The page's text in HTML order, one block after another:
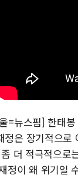
=뉴스핌] 한태
정은 장기적으로
더 적극적으로
정이 왜 위기일